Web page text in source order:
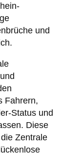
und
Fahrern,
Status und
Diese
Zentrale